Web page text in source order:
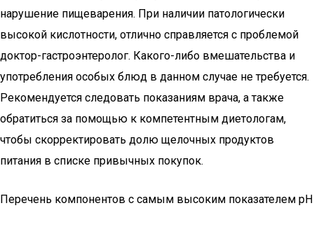
нарушение пищеварения. При наличии патологически
высокой кислотности, отлично справляется с проблемой
доктор-гастроэнтеролог. Какого-либо вмешательства и
употребления особых блюд в данном случае не требуется.
Рекомендуется следовать показаниям врача, а также
обратиться за помощью к компетентным диетологам,
чтобы скорректировать долю щелочных продуктов
питания в списке привычных покупок.
Перечень компонентов с самым высоким показателем pH